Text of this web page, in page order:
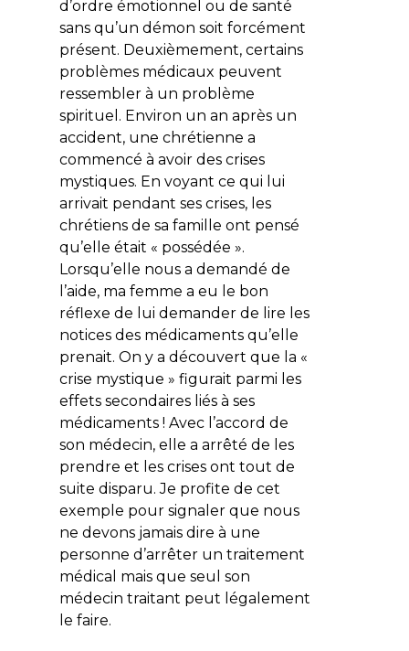
d’ordre émotionnel ou de santé
sans qu’un démon soit forcément
présent. Deuxièmement, certains
problèmes médicaux peuvent
ressembler à un problème
spirituel. Environ un an après un
accident, une chrétienne a
commencé à avoir des crises
mystiques. En voyant ce qui lui
arrivait pendant ses crises, les
chrétiens de sa famille ont pensé
qu’elle était « possédée ».
Lorsqu’elle nous a demandé de
l’aide, ma femme a eu le bon
réflexe de lui demander de lire les
notices des médicaments qu’elle
prenait. On y a découvert que la «
crise mystique » figurait parmi les
effets secondaires liés à ses
médicaments ! Avec l’accord de
son médecin, elle a arrêté de les
prendre et les crises ont tout de
suite disparu. Je profite de cet
exemple pour signaler que nous
ne devons jamais dire à une
personne d’arrêter un traitement
médical mais que seul son
médecin traitant peut légalement
le faire.